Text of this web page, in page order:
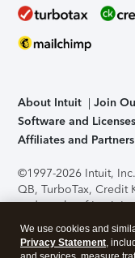
About Intuit Join
Software and Licenses
Affiliates and Partners
©1997-2026 Intuit,
QB, TurboTax, Credit
trademarks of Intuit
support, pricing, and
without notice.
application has been
We use cookies and
Privacy Statement,